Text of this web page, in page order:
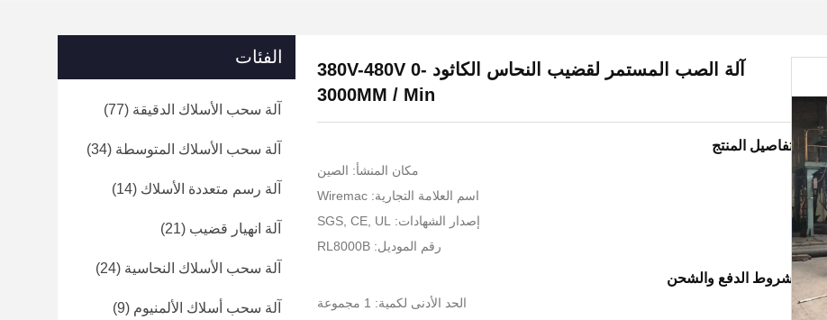
آلة الصب المستمر لقضيب النحاس الكاثود 380V-480V 0-
3000MM / Min
تفاصيل المنتج
مكان المنشأ: الصين
اسم العلامة التجارية: Wiremac
إصدار الشهادات: SGS, CE, UL
رقم الموديل: RL8000B
شروط الدفع والشحن
الحد الأدنى لكمية: 1 مجموعة
الفئات
آلة سحب الأسلاك الدقيقة (77)
آلة سحب الأسلاك المتوسطة (34)
آلة رسم متعددة الأسلاك (14)
آلة انهيار قضيب (21)
آلة سحب الأسلاك النحاسية (24)
آلة سحب أسلاك الألمنيوم (9)